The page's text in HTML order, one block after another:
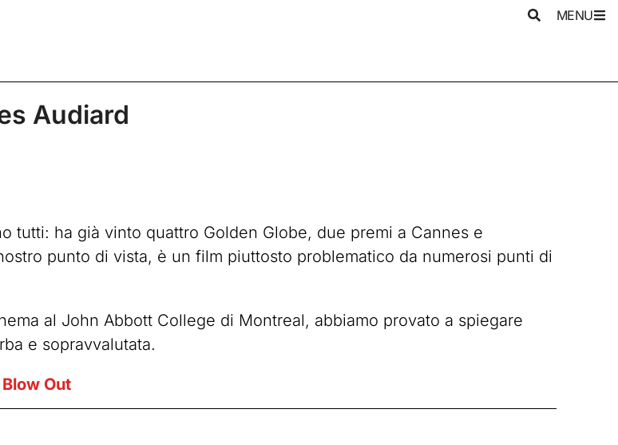
MENU
Audiard
tutti: ha già vinto quattro Golden Globe, due premi a Cannes e
punto di vista, è un film piuttosto problematico da numerosi punti di
al John Abbott College di Montreal, abbiamo provato a spiegare
e sopravvalutata.
Out